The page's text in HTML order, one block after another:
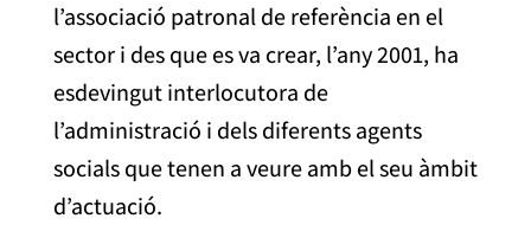
l’associació patronal de referència en el
sector i des que es va crear, l’any 2001, ha
esdevingut interlocutora de
l’administració i dels diferents agents
socials que tenen a veure amb el seu àmbit
d’actuació.